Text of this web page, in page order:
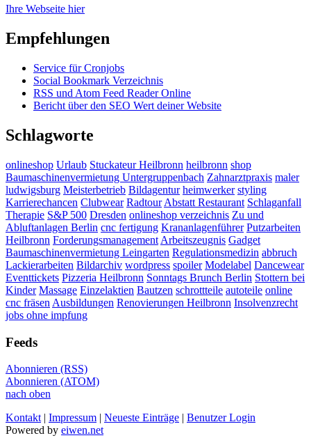
Ihre Webseite hier
Empfehlungen
Service für Cronjobs
Social Bookmark Verzeichnis
RSS und Atom Feed Reader Online
Bericht über den SEO Wert deiner Website
Schlagworte
onlineshop Urlaub Stuckateur Heilbronn heilbronn shop
Baumaschinenvermietung Untergruppenbach Zahnarztpraxis maler
ludwigsburg Meisterbetrieb Bildagentur heimwerker styling
Karrierechancen Clubwear Radtour Abstatt Restaurant Schlaganfall
Therapie S&P 500 Dresden onlineshop verzeichnis Zu und
Abluftanlagen Berlin cnc fertigung Krananlagenführer Putzarbeiten
Heilbronn Forderungsmanagement Arbeitszeugnis Gadget
Baumaschinenvermietung Leingarten Regulationsmedizin abbruch
Lackierarbeiten Bildarchiv wordpress spoiler Modelabel Dancewear
Eventtickets Pizzeria Heilbronn Sonntags Brunch Berlin Stottern bei
Kinder Massage Einzelaktien Bautzen schrottteile autoteile online
cnc fräsen Ausbildungen Renovierungen Heilbronn Insolvenzrecht
jobs ohne impfung
Feeds
Abonnieren (RSS)
Abonnieren (ATOM)
nach oben
Kontakt | Impressum | Neueste Einträge | Benutzer Login
Powered by eiwen.net